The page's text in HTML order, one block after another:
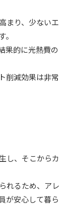
まり、少ないエ
果的に光熱費の
削減効果は非常
し、そこからカ
れるため、アレ
が安心して暮ら